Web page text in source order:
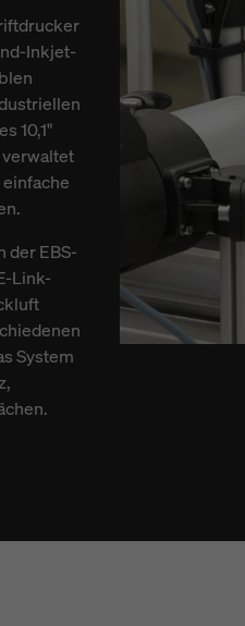
Inkjet-
10,1"
der EBS-
Link-
System